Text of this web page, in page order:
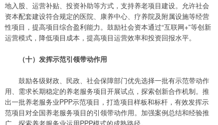
地入股、运营补贴、投资补助等方式，支持养老项目建设。允许社会
资本配套建设符合规定的医院、康养中心、疗养院及附属设施等经营
性项目，提高项目综合盈利能力。鼓励社会资本通过“互联网+”等创新
运营模式，降低项目成本，提高项目运营效率和投资回报水平。
（十）发挥示范引领带动作用
鼓励各级财政、民政、社会保障部门优先选择一批有示范带动作
用、需求长期稳定的养老服务项目开展试点，探索创新合作机制。推
出一批养老服务业PPP示范项目，打造项目样板和标杆，有效发挥示
范项目对全国养老服务项目的引领带动作用。加强案例总结和经验推
广，探索养老服务业运用PPP模式的成熟路径。